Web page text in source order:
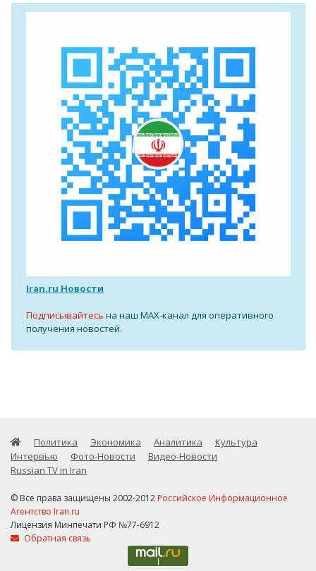
Iran.ru Новости
Подписывайтесь на наш MAX-канал для оперативного
получения новостей.
Политика Экономика Аналитика
Культура
Интервью
Фото-Новости
Видео-Новости
Russian TV in Iran
© Все права защищены 2002-2012 Российское Информационное
Агентство Iran.ru
Лицензия Минпечати РФ №77-6912
Обратная связь